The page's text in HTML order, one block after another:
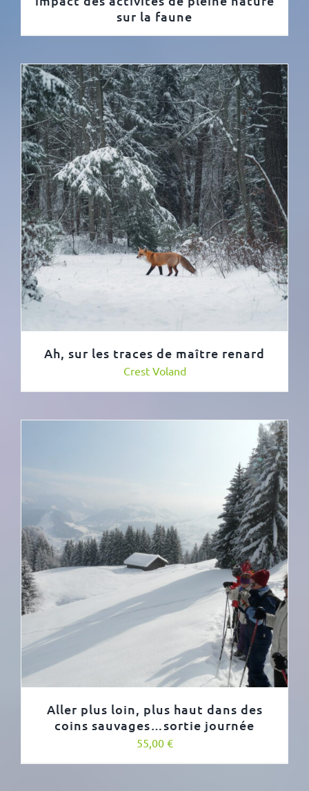
sur la faune
Ah, sur les traces de maître renard
Crest Voland
Aller plus loin, plus haut dans des
coins sauvages…sortie journée
55,00 €